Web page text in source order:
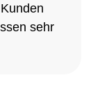
sehr